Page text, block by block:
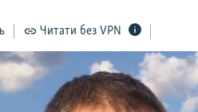
Читати без VPN